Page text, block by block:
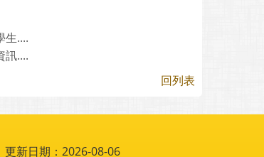
生....
訊....
回列表
更新日期：2026-08-06